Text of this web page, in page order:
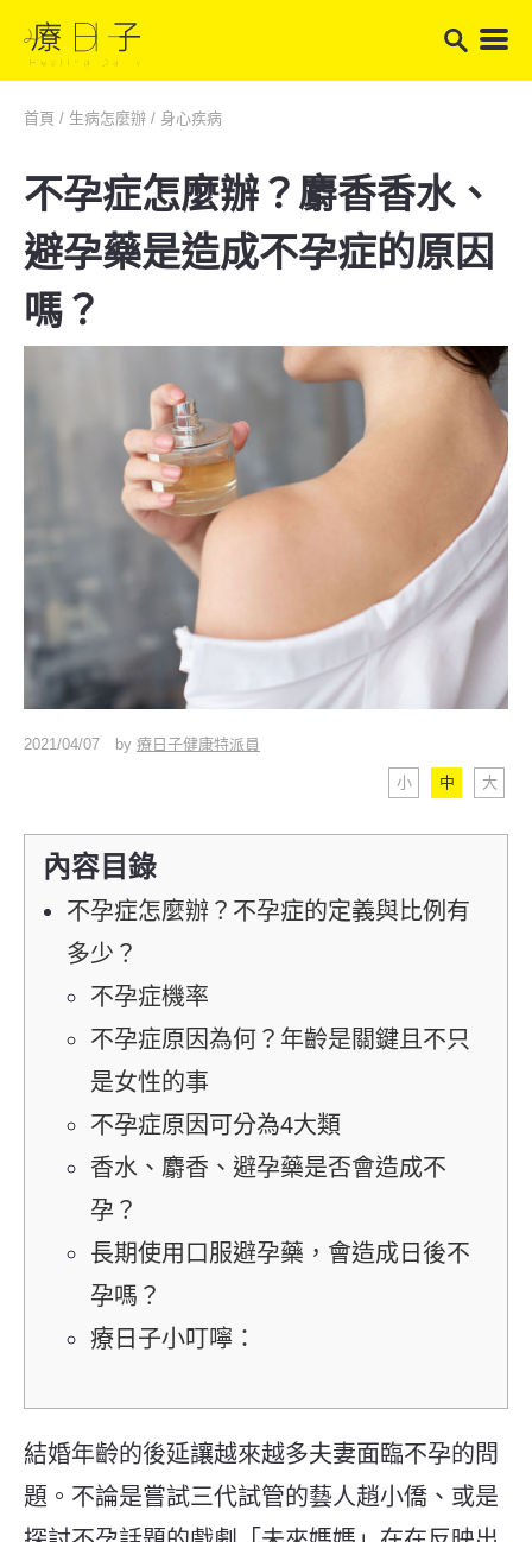
首頁 / 生病怎麼辦 / 身心疾病
不孕症怎麼辦？麝香香水、
避孕藥是造成不孕症的原因
嗎？
2021/04/07 by 療日子健康特派員
小 中 大
內容目錄
不孕症怎麼辦？不孕症的定義與比例有
多少？
不孕症機率
不孕症原因為何？年齡是關鍵且不只
是女性的事
不孕症原因可分為4大類
香水、麝香、避孕藥是否會造成不
孕？
長期使用口服避孕藥，會造成日後不
孕嗎？
療日子小叮嚀：
結婚年齡的後延讓越來越多夫妻面臨不孕的問
題。不論是嘗試三代試管的藝人趙小僑、或是